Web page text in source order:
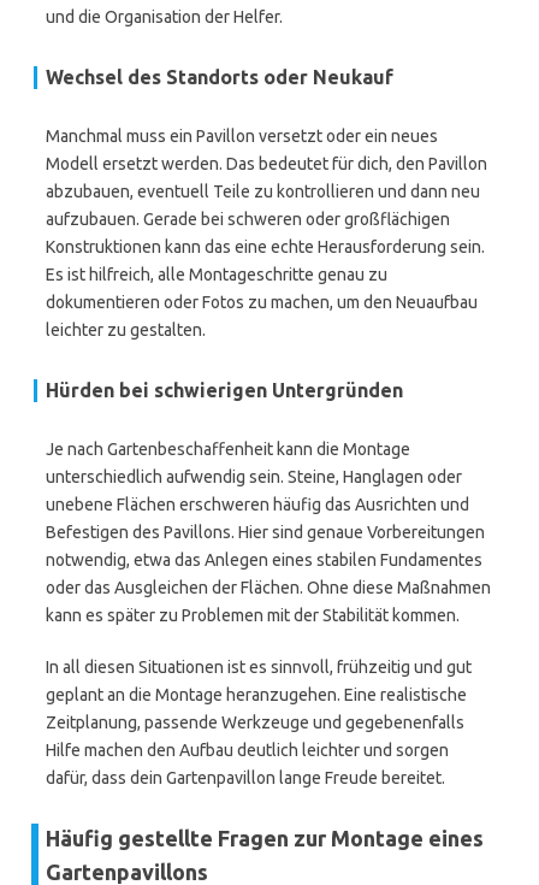
und die Organisation der Helfer.
Wechsel des Standorts oder Neukauf
Manchmal muss ein Pavillon versetzt oder ein neues
Modell ersetzt werden. Das bedeutet für dich, den Pavillon
abzubauen, eventuell Teile zu kontrollieren und dann neu
aufzubauen. Gerade bei schweren oder großflächigen
Konstruktionen kann das eine echte Herausforderung sein.
Es ist hilfreich, alle Montageschritte genau zu
dokumentieren oder Fotos zu machen, um den Neuaufbau
leichter zu gestalten.
Hürden bei schwierigen Untergründen
Je nach Gartenbeschaffenheit kann die Montage
unterschiedlich aufwendig sein. Steine, Hanglagen oder
unebene Flächen erschweren häufig das Ausrichten und
Befestigen des Pavillons. Hier sind genaue Vorbereitungen
notwendig, etwa das Anlegen eines stabilen Fundamentes
oder das Ausgleichen der Flächen. Ohne diese Maßnahmen
kann es später zu Problemen mit der Stabilität kommen.
In all diesen Situationen ist es sinnvoll, frühzeitig und gut
geplant an die Montage heranzugehen. Eine realistische
Zeitplanung, passende Werkzeuge und gegebenenfalls
Hilfe machen den Aufbau deutlich leichter und sorgen
dafür, dass dein Gartenpavillon lange Freude bereitet.
Häufig gestellte Fragen zur Montage eines
Gartenpavillons